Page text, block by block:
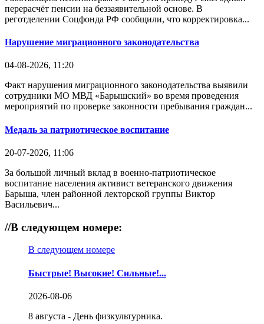
перерасчёт пенсии на беззаявительной основе. В
реготделении Соцфонда РФ сообщили, что корректировка...
Нарушение миграционного законодательства
04-08-2026, 11:20
Факт нарушения миграционного законодательства выявили
сотрудники МО МВД «Барышский» во время проведения
мероприятий по проверке законности пребывания граждан...
Медаль за патриотическое воспитание
20-07-2026, 11:06
За большой личный вклад в военно-патриотическое
воспитание населения активист ветеранского движения
Барыша, член районной лекторской группы Виктор
Васильевич...
//В следующем номере:
В следующем номере
Быстрые! Высокие! Сильные!...
2026-08-06
8 августа - День физкультурника.